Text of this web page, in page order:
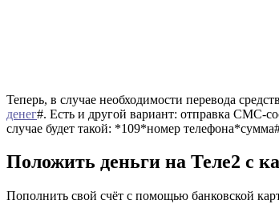
Теперь, в случае необходимости перевода
денег#. Есть и другой вариант: отправка СМС-
случае будет такой: *109*номер
Положить деньги на Теле2 с
Пополнить свой счёт с помощью банковской